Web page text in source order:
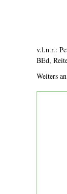
v.l.n.r.:
BEd,
Weiters